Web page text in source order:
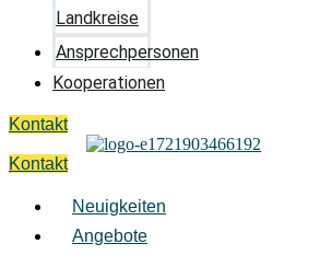
Landkreise
Ansprechpersonen
Kooperationen
Kontakt
Kontakt
Neuigkeiten
Angebote